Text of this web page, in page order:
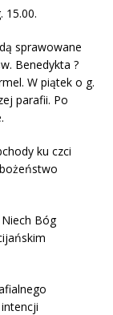
15.00.
sprawowane
Benedykta ?
W piątek o g.
parafii. Po
ku czci
Bóg